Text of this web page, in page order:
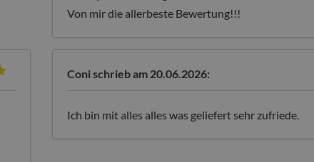
Von mir die allerbeste Bewertung!!!
Conischrieb am 20.06.2026:
Ich bin mit alles alles was geliefert sehr zufriede.